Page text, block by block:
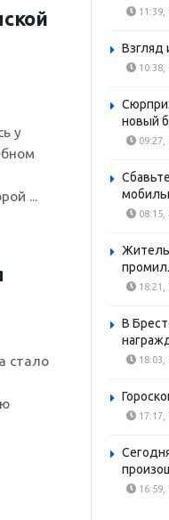
у
...
стало
Взгляд
новый
Житель
В